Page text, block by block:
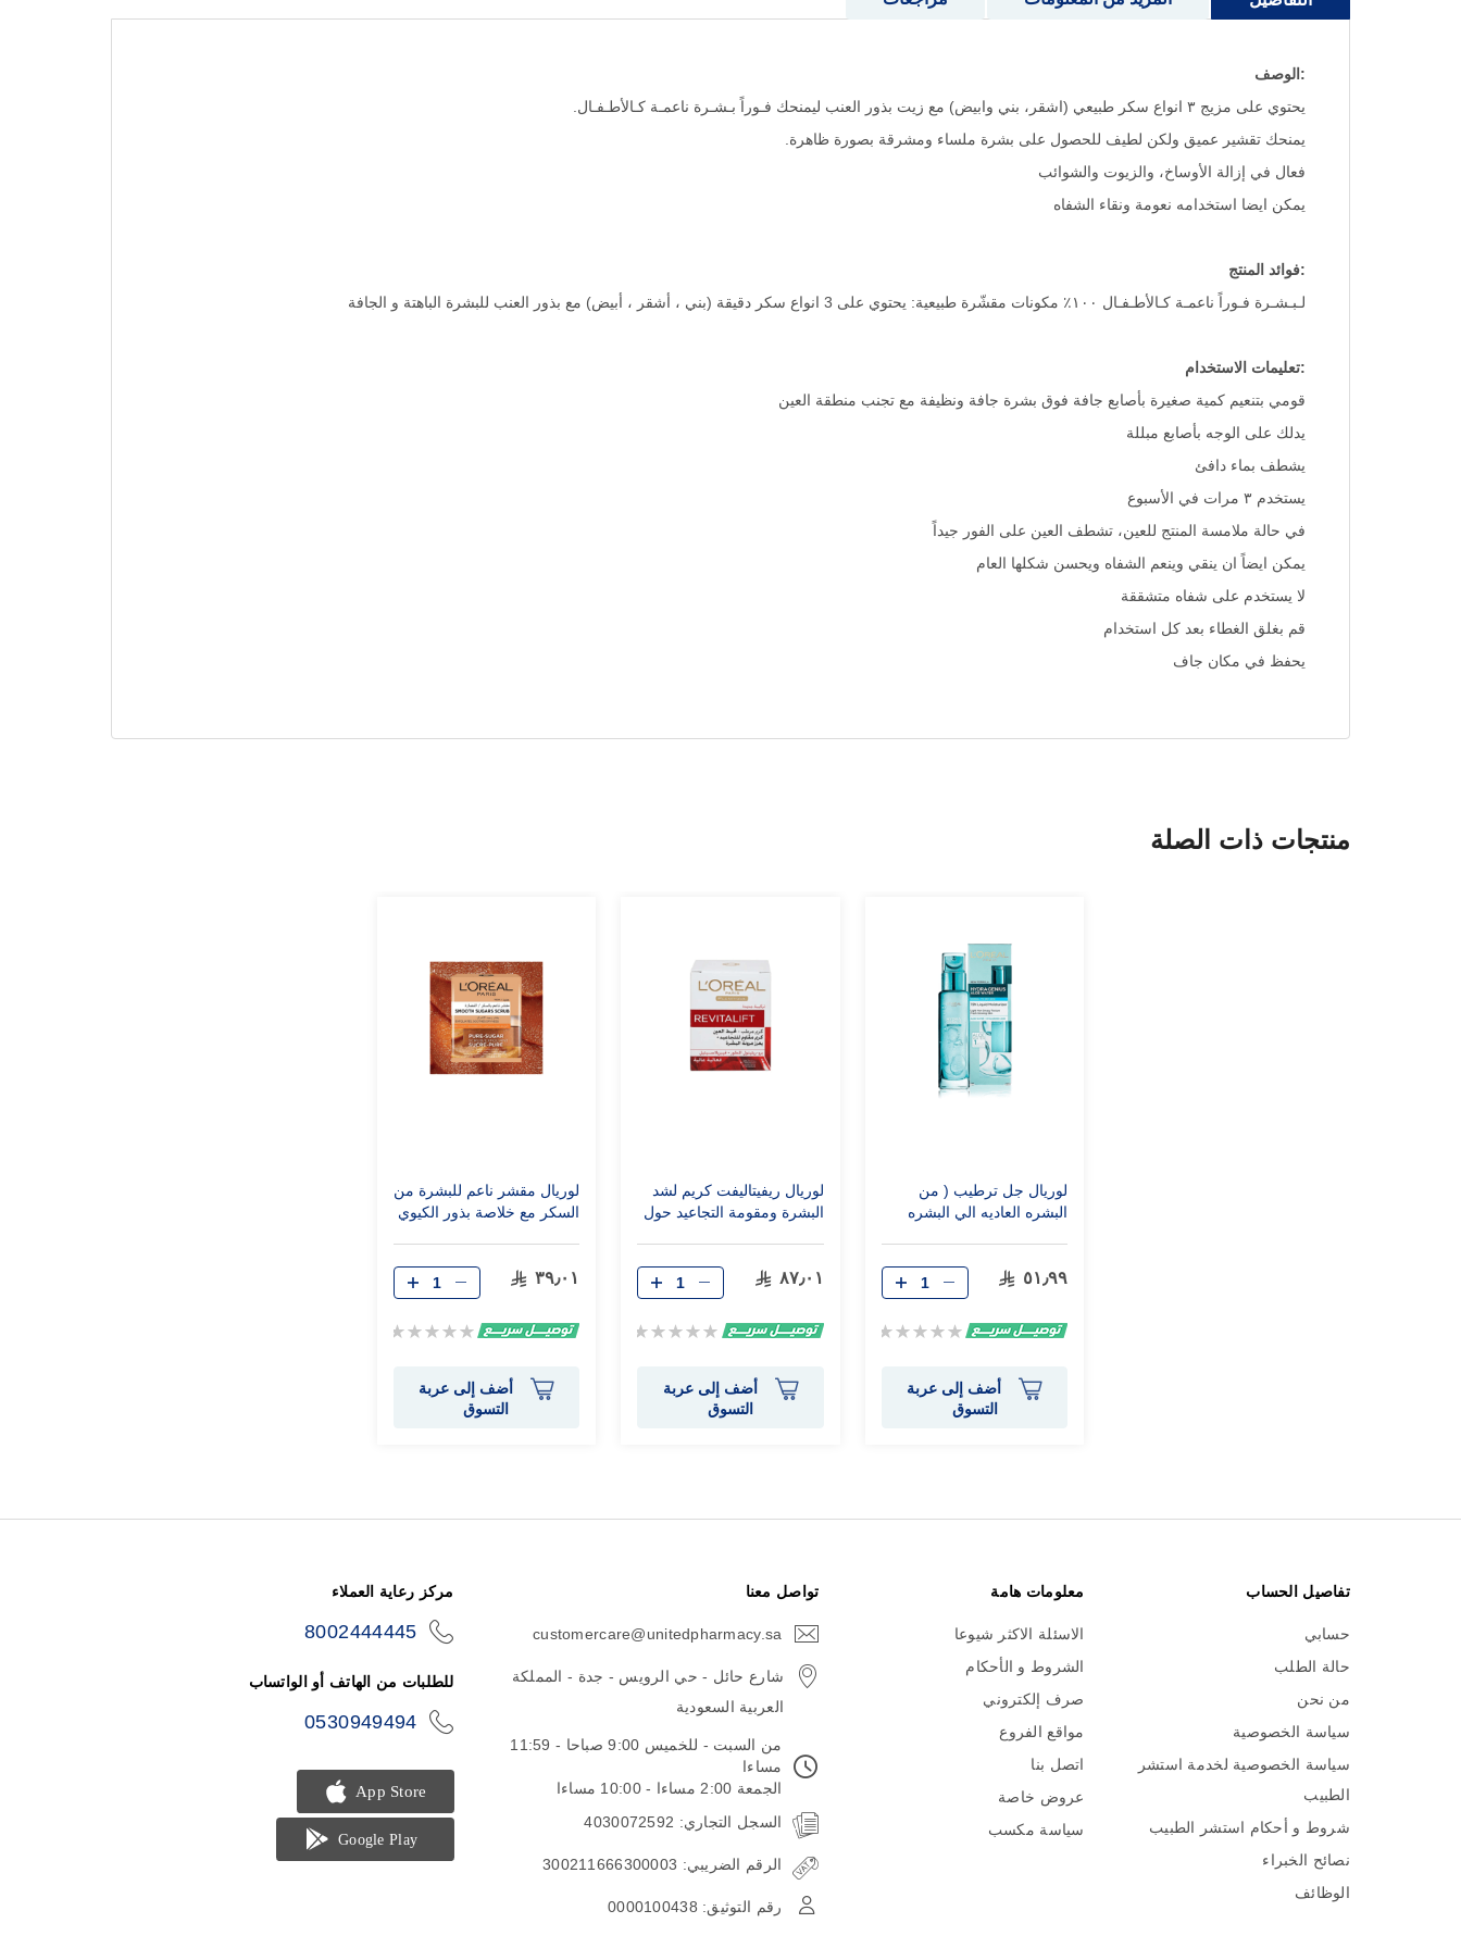
:الوصف
يحتوي على مزيج ٣ انواع سكر طبيعي (اشقر، بني وابيض) مع زيت بذور العنب ليمنحك فـوراً بـشـرة ناعمـة كـالأطـفـال.
يمنحك تقشير عميق ولكن لطيف للحصول على بشرة ملساء ومشرقة بصورة ظاهرة.
فعال في إزالة الأوساخ، والزيوت والشوائب
يمكن ايضا استخدامه نعومة ونقاء الشفاه
:فوائد المنتج
لـبـشـرة فـوراً ناعمـة كـالأطـفـال ١٠٠٪ مكونات مقشّرة طبيعية: يحتوي على 3 انواع سكر دقيقة (بني ، أشقر ، أبيض) مع بذور العنب للبشرة الباهتة و الجافة
:تعليمات الاستخدام
قومي بتنعيم كمية صغيرة بأصابع جافة فوق بشرة جافة ونظيفة مع تجنب منطقة العين
يدلك على الوجه بأصابع مبللة
يشطف بماء دافئ
يستخدم ٣ مرات في الأسبوع
في حالة ملامسة المنتج للعين، تشطف العين على الفور جيداً
يمكن ايضاً ان ينقي وينعم الشفاه ويحسن شكلها العام
لا يستخدم على شفاه متشققة
قم بغلق الغطاء بعد كل استخدام
يحفظ في مكان جاف
منتجات ذات الصلة
لوريال جل ترطيب ( من
البشره العاديه الي البشره
٥١٫٩٩
Rating:
أضف إلى عربة
التسوق
لوريال ريفيتاليفت كريم لشد
البشرة ومقومة التجاعيد حول
٨٧٫٠١
Rating:
أضف إلى عربة
التسوق
لوريال مقشر ناعم للبشرة من
السكر مع خلاصة بذور الكيوي
٣٩٫٠١
Rating:
أضف إلى عربة
التسوق
تفاصيل الحساب
حسابي
حالة الطلب
من نحن
سياسة الخصوصية
سياسة الخصوصية لخدمة استشر
الطبيب
شروط و أحكام استشر الطبيب
نصائح الخبراء
الوظائف
معلومات هامة
الاسئلة الاكثر شيوعا
الشروط و الأحكام
صرف إلكتروني
مواقع الفروع
اتصل بنا
عروض خاصة
سياسة مكسب
تواصل معنا
customercare@unitedpharmacy.sa
شارع حائل - حي الرويس - جدة - المملكة
العربية السعودية
من السبت - للخميس 9:00 صباحا - 11:59
مساءا
الجمعة 2:00 مساءا - 10:00 مساءا
السجل التجاري: 4030072592
الرقم الضريبي: 300211666300003
رقم التوثيق: 0000100438
مركز رعاية العملاء
8002444445
للطلبات من الهاتف أو الواتساب
0530949494